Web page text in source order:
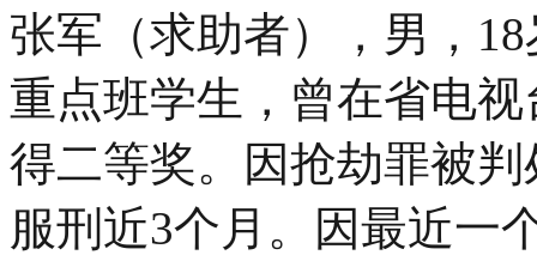
张军（求助者），男，
重点班学生，曾在省电
得二等奖。因抢劫罪被
服刑近3个月。因最近一